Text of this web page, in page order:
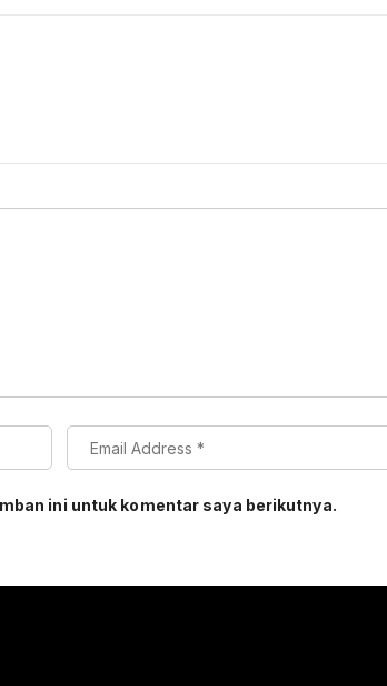
ini untuk komentar saya berikutnya.